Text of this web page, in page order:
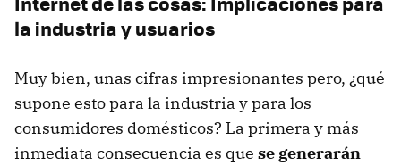
la industria y usuarios
Muy bien, unas cifras impresionantes pero, ¿qué
supone esto para la industria y para los
consumidores domésticos? La primera y más
inmediata consecuencia es que se generarán